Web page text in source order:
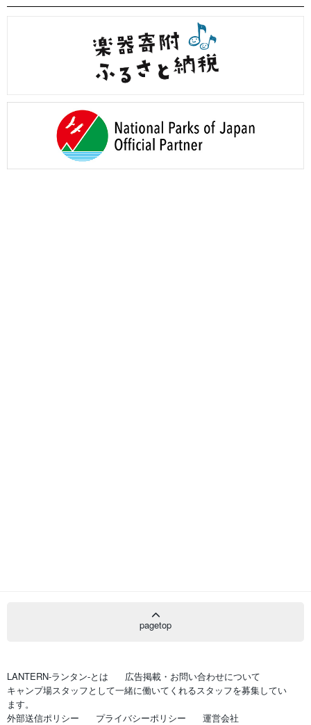
pagetop
LANTERN-ランタン-とは
広告掲載・お問い合わせについて
キャンプ場スタッフとして一緒に働いてくれるスタッフを募集してい
ます。
外部送信ポリシー
プライバシーポリシー 運営会社